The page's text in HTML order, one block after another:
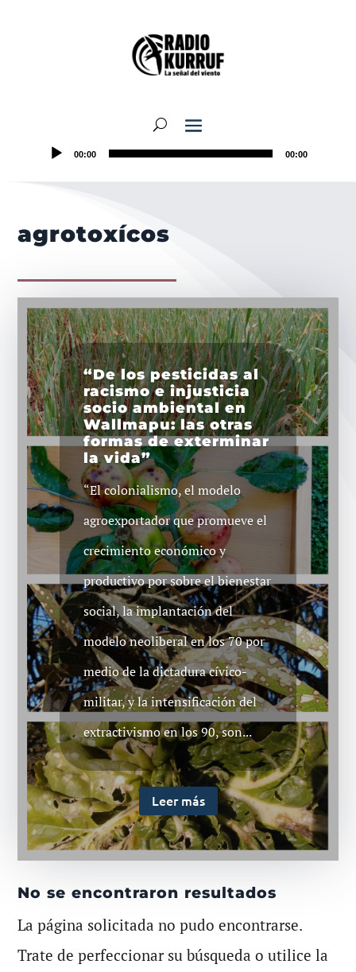
00:00 00:00
agrotoxícos
“De los pesticidas al
racismo e injusticia
socio ambiental en
Wallmapu: las otras
formas de exterminar
la vida”
“El colonialismo, el modelo
agroexportador que promueve el
crecimiento económico y
productivo por sobre el bienestar
social, la implantación del
modelo neoliberal en los 70 por
medio de la dictadura cívico-
militar, y la intensificación del
extractivismo en los 90, son...
Leer más
No se encontraron resultados
La página solicitada no pudo encontrarse.
Trate de perfeccionar su búsqueda o utilice la